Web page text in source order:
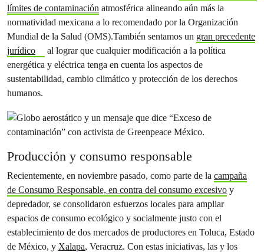
límites de contaminación atmosférica alineando aún más la
normatividad mexicana a lo recomendado por la Organización
Mundial de la Salud (OMS).También sentamos un gran precedente
jurídico
al lograr que cualquier modificación a la política
energética y eléctrica tenga en cuenta los aspectos de
sustentabilidad, cambio climático y protección de los derechos
humanos.
Producción y consumo responsable
Recientemente, en noviembre pasado, como parte de la campaña
de Consumo Responsable, en contra del consumo excesivo y
depredador, se consolidaron esfuerzos locales para ampliar
espacios de consumo ecológico y socialmente justo con el
establecimiento de dos mercados de productores en Toluca, Estado
de México, y Xalapa, Veracruz. Con estas iniciativas, las y los